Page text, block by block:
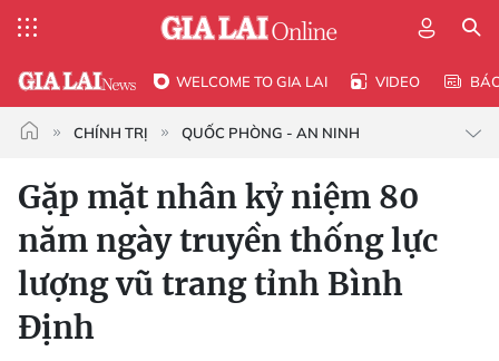
WELCOME TO GIA LAI VIDEO
CHÍNH TRỊ QUỐC PHÒNG - AN NINH
Gặp mặt nhân kỷ niệm 80
năm ngày truyền thống lực
lượng vũ trang tỉnh Bình
Định